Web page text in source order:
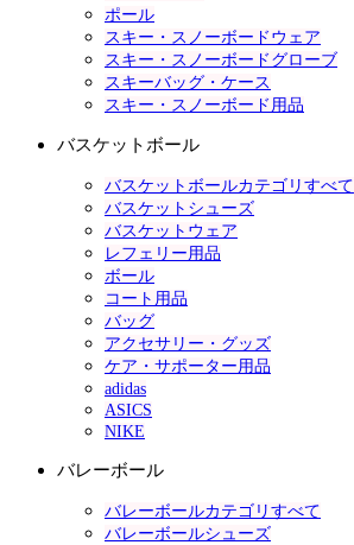
ポール
スキー・スノーボードウェア
スキー・スノーボードグローブ
スキーバッグ・ケース
スキー・スノーボード用品
バスケットボール
バスケットボールカテゴリすべて
バスケットシューズ
バスケットウェア
レフェリー用品
ボール
コート用品
バッグ
アクセサリー・グッズ
ケア・サポーター用品
adidas
ASICS
NIKE
バレーボール
バレーボールカテゴリすべて
バレーボールシューズ